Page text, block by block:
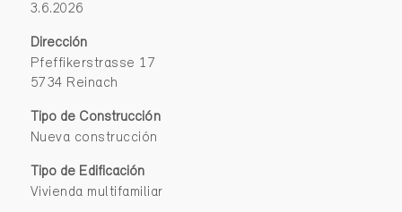
3.6.2026
Dirección
Pfeffikerstrasse 17
5734 Reinach
Tipo de Construcción
Nueva construcción
Tipo de Edificación
Vivienda multifamiliar